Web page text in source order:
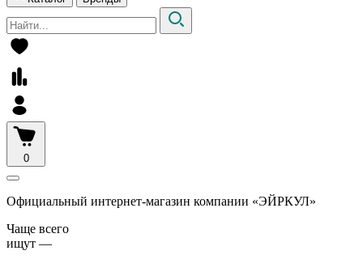
0
Официальный интернет-магазин компании «ЭЙРКУЛ»
Чаще вcего
ищут —